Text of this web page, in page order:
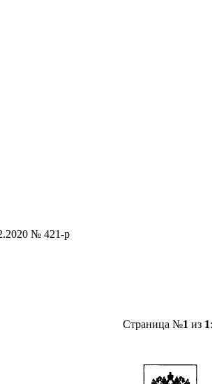
№ 421-р
Страница №1 из 1: